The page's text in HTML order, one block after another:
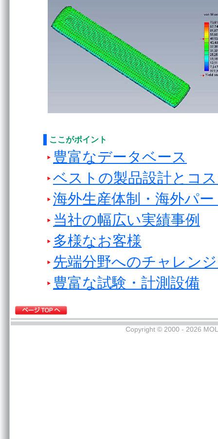
ここがポイント
豊富なデータベース
ベストの製品設計とコ
海外⽣産体制・海外パ
当社の幅広い実績事例
多様なお客様
先端分野へのチャレン
豊富な試験・計測設備
Copyright © 2000 - 2026